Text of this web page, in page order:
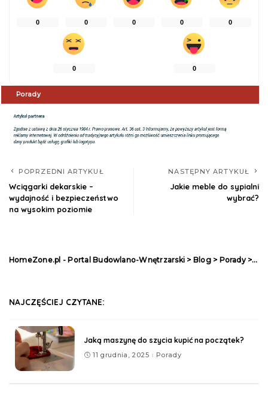
0 0 0 0 0
0 0
Porady
POPRZEDNI ARTYKUŁ
Wciągarki dekarskie –
wydajność i bezpieczeństwo
na wysokim poziomie
NASTĘPNY ARTYKUŁ
Jakie meble do sypialni
wybrać?
HomeZone.pl - Portal Budowlano-Wnętrzarski > Blog> Porady> Na
NAJCZĘŚCIEJ CZYTANE:
Jaką maszynę do szycia kupić na początek?
11 grudnia, 2025 Porady